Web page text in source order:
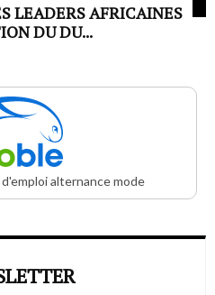
LEADERS AFRICAINES
DU DU...
alternance mode